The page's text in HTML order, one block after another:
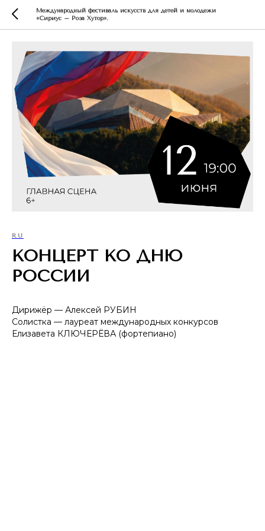
Международный фестиваль искусств для детей и молодежи
«Сириус – Роза Хутор».
RU
КОНЦЕРТ КО ДНЮ
РОССИИ
Дирижёр — Алексей РУБИН
Солистка — лауреат международных конкурсов
Елизавета КЛЮЧЕРЁВА (фортепиано)